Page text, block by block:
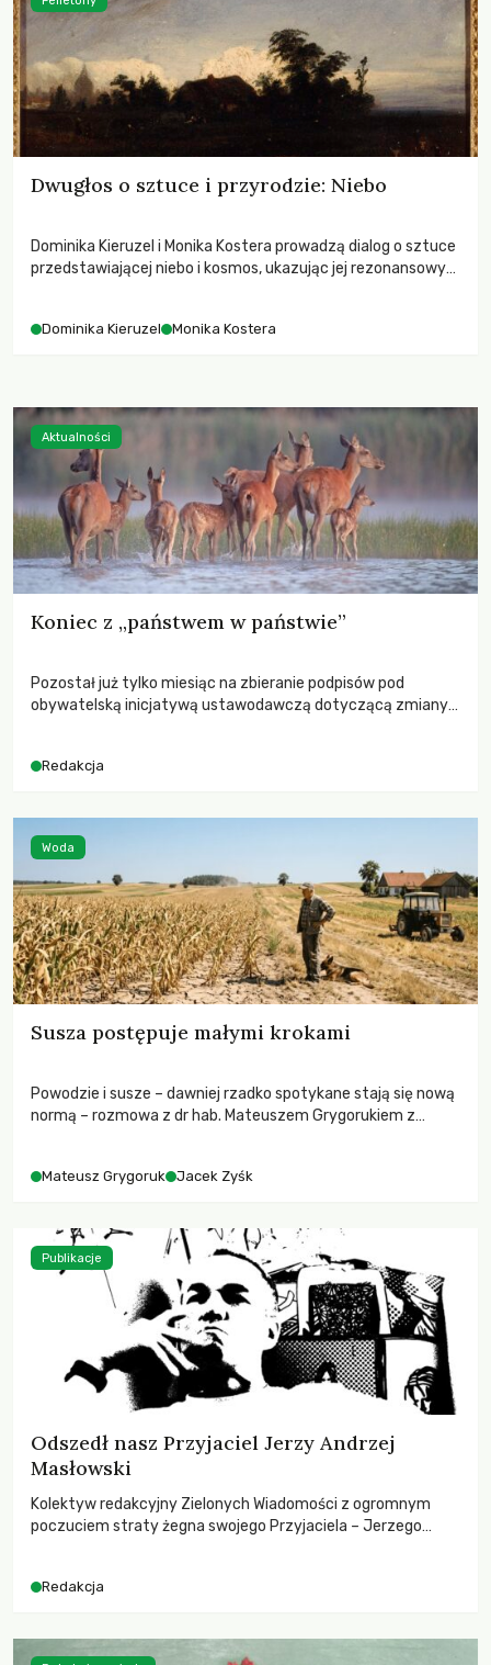
Dwugłos o sztuce i przyrodzie: Niebo
Dominika Kieruzel i Monika Kostera prowadzą dialog o sztuce
przedstawiającej niebo i kosmos, ukazując jej rezonansowy
Dominika Kieruzel Monika Kostera
Koniec z „państwem w państwie”
Pozostał już tylko miesiąc na zbieranie podpisów pod
obywatelską inicjatywą ustawodawczą dotyczącą zmiany
niezwykle korzystne rozwiązania dla przyrody i zwierząt,
funkcjonowania łowiectwa w Polsce.
Redakcja
Aktualności
Susza postępuje małymi krokami
Powodzie i susze – dawniej rzadko spotykane stają się nową
normą – rozmowa z dr hab. Mateuszem Grygorukiem z
Mateusz Grygoruk Jacek Zyśk
Woda
Odszedł nasz Przyjaciel Jerzy Andrzej
Masłowski
Kolektyw redakcyjny Zielonych Wiadomości z ogromnym
poczuciem straty żegna swojego Przyjaciela – Jerzego
Redakcja
Publikacje